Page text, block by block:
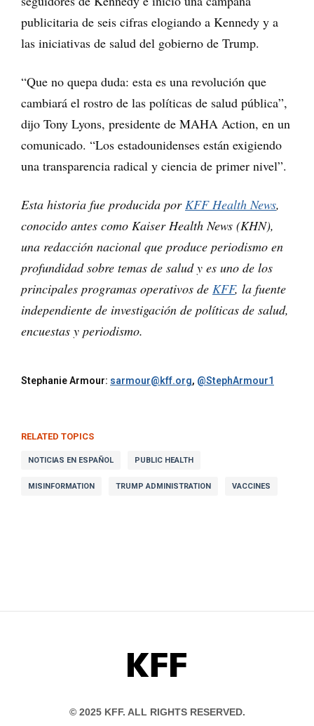
publicitaria de seis cifras elogiando a Kennedy y a
las iniciativas de salud del gobierno de Trump.
“Que no quepa duda: esta es una revolución que
cambiará el rostro de las políticas de salud pública”,
dijo Tony Lyons, presidente de MAHA Action, en un
comunicado. “Los estadounidenses están exigiendo
una transparencia radical y ciencia de primer nivel”.
Esta historia fue producida porKFF Health News,
conocido antes como Kaiser Health News (KHN),
una redacción nacional que produce periodismo en
profundidad sobre temas de salud y es uno de los
principales programas operativos de KFF, la fuente
independiente de investigación de políticas de salud,
encuestas y periodismo.
Stephanie Armour: sarmour@kff.org, @StephArmour1
RELATED TOPICS
NOTICIAS EN ESPAÑOL PUBLIC HEALTH
MISINFORMATION TRUMP ADMINISTRATION VACCINES
KFF
© 2025 KFF. ALL RIGHTS RESERVED.